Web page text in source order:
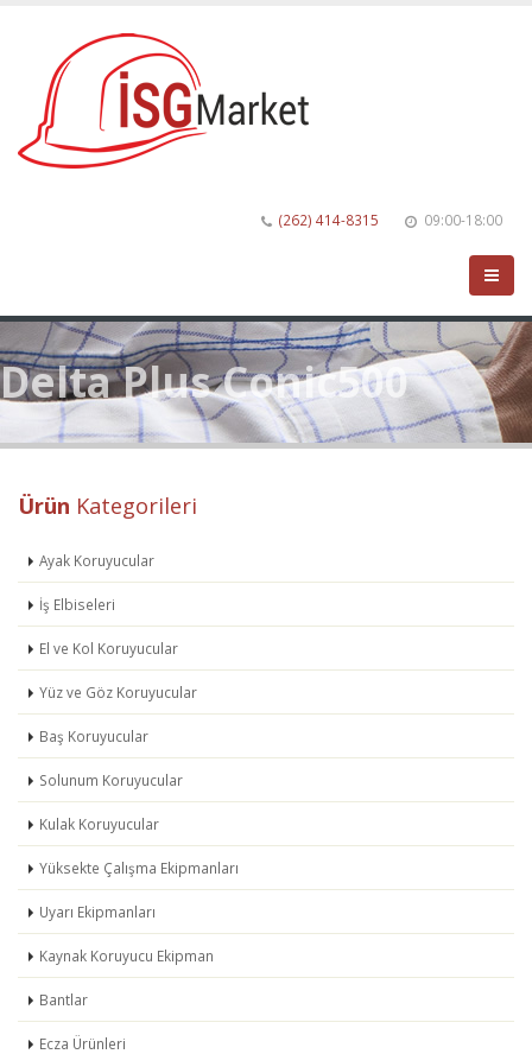
(262) 414-8315 09:00-18:00
Delta Plus Conic500
Ürün Kategorileri
Ayak Koruyucular
İş Elbiseleri
El ve Kol Koruyucular
Yüz ve Göz Koruyucular
Baş Koruyucular
Solunum Koruyucular
Kulak Koruyucular
Yüksekte Çalışma Ekipmanları
Uyarı Ekipmanları
Kaynak Koruyucu Ekipman
Bantlar
Ecza Ürünleri